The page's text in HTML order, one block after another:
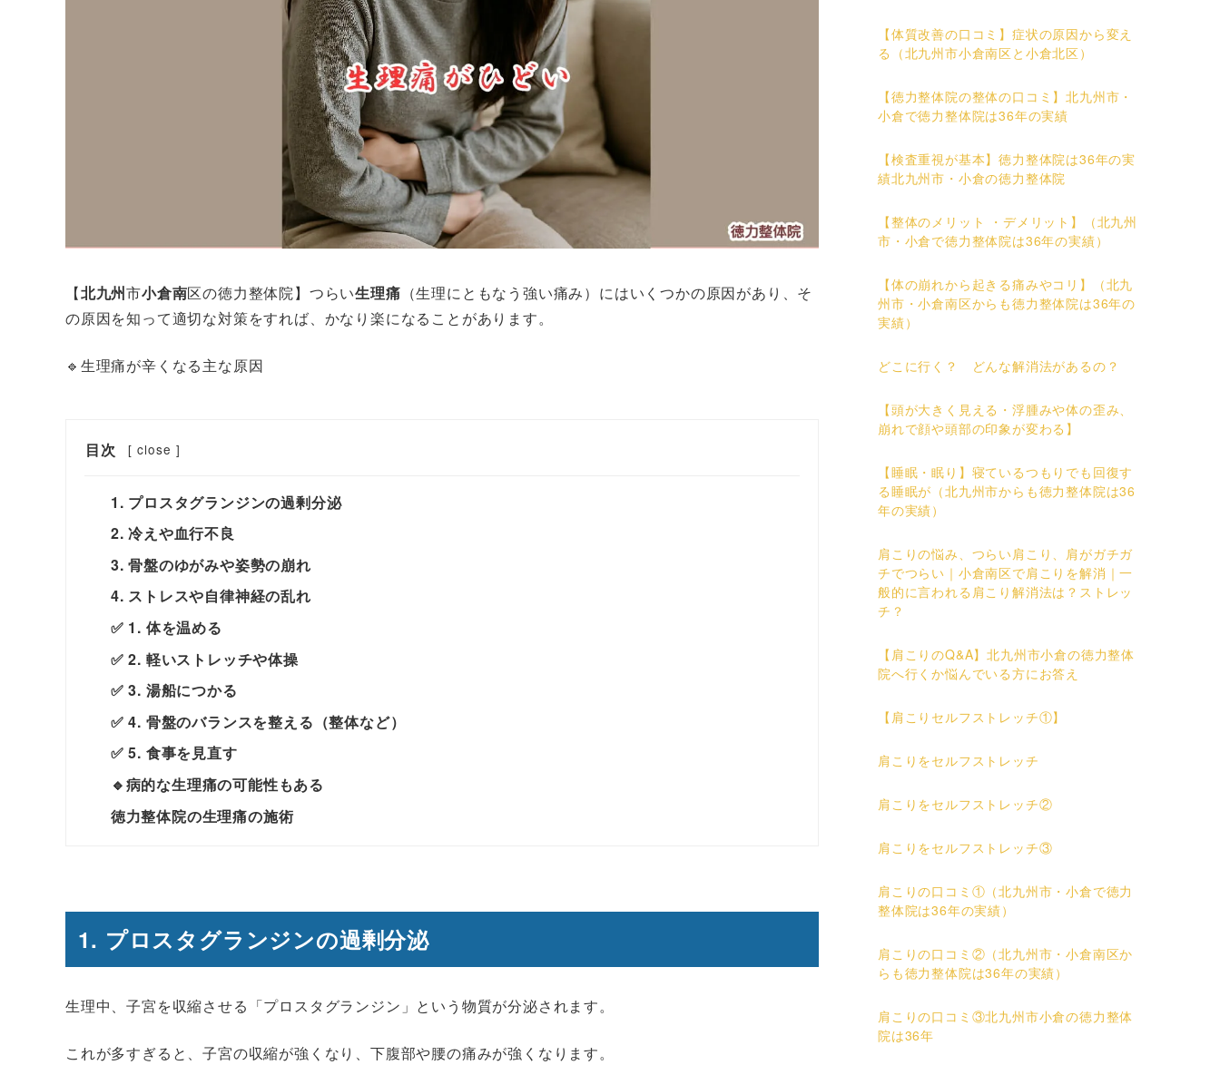
【北九州市小倉南区の徳力整体院】つらい生理痛 （生理にともなう強い痛み）にはいくつかの原因があり、そ
の原因を知って適切な対策をすれば、かなり楽になることがあります。
🔹生理痛が辛くなる主な原因
目次 [ close ]
1. プロスタグランジンの過剰分泌
2. 冷えや血行不良
3. 骨盤のゆがみや姿勢の崩れ
4. ストレスや自律神経の乱れ
✅ 1. 体を温める
✅ 2. 軽いストレッチや体操
✅ 3. 湯船につかる
✅ 4. 骨盤のバランスを整える（整体など）
✅ 5. 食事を見直す
🔹病的な生理痛の可能性もある
徳力整体院の生理痛の施術
1. プロスタグランジンの過剰分泌
生理中、子宮を収縮させる「プロスタグランジン」という物質が分泌されます。
これが多すぎると、子宮の収縮が強くなり、下腹部や腰の痛みが強くなります。
【体質改善の口コミ】症状の原因から変え
る（北九州市小倉南区と小倉北区）
【徳力整体院の整体の口コミ】北九州市・
小倉で徳力整体院は36年の実績
【検査重視が基本】徳力整体院は36年の実
績北九州市・小倉の徳力整体院
【整体のメリット ・デメリット】（北九州
市・小倉で徳力整体院は36年の実績）
【体の崩れから起きる痛みやコリ】（北九
州市・小倉南区からも徳力整体院は36年の
実績）
どこに行く？ どんな解消法があるの？
【頭が大きく見える・浮腫みや体の歪み、
崩れで顔や頭部の印象が変わる】
【睡眠・眠り】寝ているつもりでも回復す
る睡眠が（北九州市からも徳力整体院は36
年の実績）
肩こりの悩み、つらい肩こり、肩がガチガ
チでつらい｜小倉南区で肩こりを解消｜一
般的に言われる肩こり解消法は？ストレッ
チ？
【肩こりのQ&A】北九州市小倉の徳力整体
院へ行くか悩んでいる方にお答え
【肩こりセルフストレッチ①】
肩こりをセルフストレッチ
肩こりをセルフストレッチ②
肩こりをセルフストレッチ③
肩こりの口コミ①（北九州市・小倉で徳力
整体院は36年の実績）
肩こりの口コミ②（北九州市・小倉南区か
らも徳力整体院は36年の実績）
肩こりの口コミ③北九州市小倉の徳力整体
院は36年